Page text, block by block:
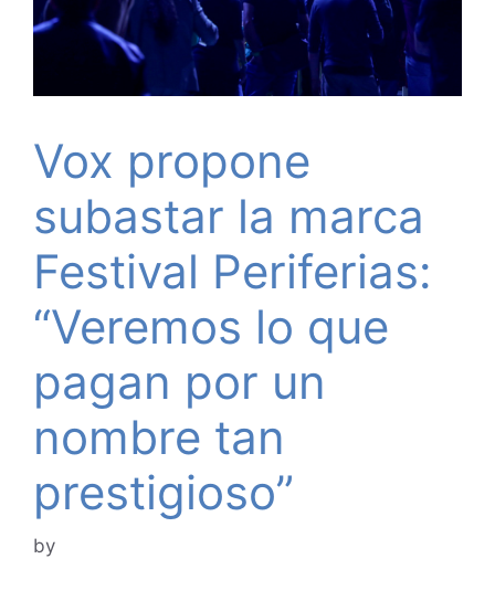
Vox propone
subastar la marca
Festival Periferias:
“Veremos lo que
pagan por un
nombre tan
prestigioso”
by